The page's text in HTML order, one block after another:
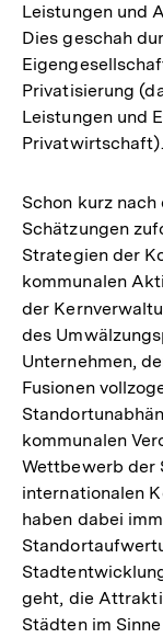
Leistungen und
Dies geschah
Privatisierung
Leistungen und
Privatwirtschaft).
Schon kurz
Schätzungen
Strategien der
kommunalen
der
des
Unternehmen,
Fusionen
kommunalen
Wettbewerb der
internationalen
haben dabei
geht, die
Städten im